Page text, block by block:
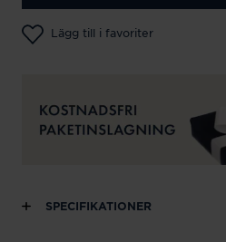
Lägg till i favoriter
SPECIFIKATIONER